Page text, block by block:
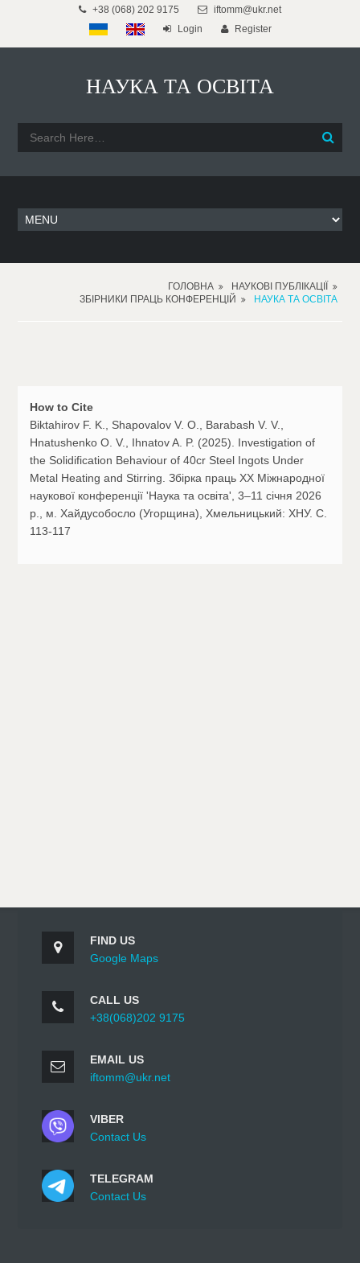
+38 (068) 202 9175
iftomm@ukr.net
Login
Register
НАУКА ТА ОСВІТА
ГОЛОВНА
НАУКОВІ ПУБЛІКАЦІЇ
ЗБІРНИКИ ПРАЦЬ КОНФЕРЕНЦІЙ
НАУКА ТА ОСВІТА
How to Cite
Biktahirov F. K., Shapovalov V. O., Barabash V. V.,
Hnatushenko O. V., Ihnatov A. P. (2025). Investigation of
the Solidification Behaviour of 40cr Steel Ingots Under
Metal Heating and Stirring. Збірка праць ХX Міжнародної
наукової конференції 'Наука та освіта', 3–11 січня 2026
р., м. Хайдусобосло (Угорщина), Хмельницький: ХНУ. C.
113-117
FIND US
Google Maps
CALL US
+38(068)202 9175
EMAIL US
iftomm@ukr.net
VIBER
Contact Us
TELEGRAM
Contact Us